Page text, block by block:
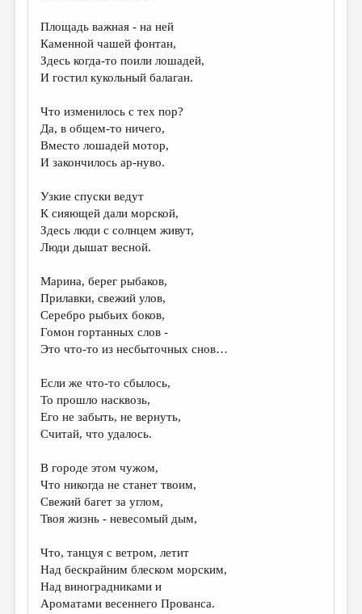
ИЗБРАННОЕ
ДАЙДЖЕСТ
ПЕРЕВОДЫ
КОНКУРСЫ
КНИЖНАЯ ПОЛКА
ОБЗОР ЛИТЕРАТУРЫ
ОБЪЯВЛЕНИЯ
КОЛОНКА РЕДАКТОРА
РЕДКОЛЛЕГИЯ
ОТ РЕДАКЦИИ
МАЛАЯ ПРОЗА
ЭССЕИСТИКА
ЛИТЕРАТУРОВЕДЕНИЕ
КУЛЬТУРОВЕДЕНИЕ
ПУБЛИЦИСТИКА
РЕЦЕНЗИРОВАНИЕ
ЦИКЛЫ ПУБЛИКАЦИЙ
ТРЕДИАКОВСКИЙ
Площадь важная - на ней
Каменной чашей фонтан,
Здесь когда-то поили лошадей,
И гостил кукольный балаган.
Что изменилось с тех пор?
Да, в общем-то ничего,
Вместо лошадей мотор,
И закончилось ар-нуво.
Узкие спуски ведут
К сияющей дали морской,
Здесь люди с солнцем живут,
Люди дышат весной.
Марина, берег рыбаков,
Прилавки, свежий улов,
Серебро рыбьих боков,
Гомон гортанных слов -
Это что-то из несбыточных снов…
Если же что-то сбылось,
То прошло насквозь,
Его не забыть, не вернуть,
Считай, что удалось.
В городе этом чужом,
Что никогда не станет твоим,
Свежий багет за углом,
Твоя жизнь - невесомый дым,
Что, танцуя с ветром, летит
Над бескрайним блеском морским,
Над виноградниками и
Ароматами весеннего Прованса.